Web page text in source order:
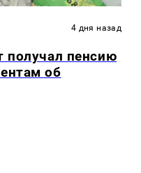
4 дня назад
пенсию
об